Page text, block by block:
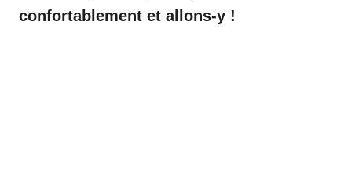
confortablement et allons-y !